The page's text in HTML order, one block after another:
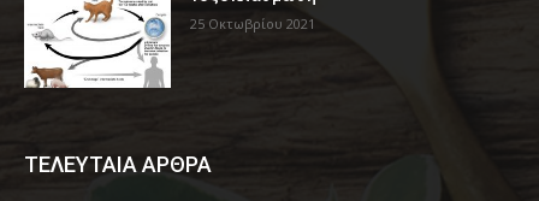
25 Οκτωβρίου 2021
ΤΕΛΕΥΤΑΙΑ ΑΡΘΡΑ